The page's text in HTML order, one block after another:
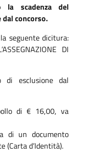
la scadenza del
concorso.
seguente dicitura:
DI
esclusione dal
di € 16,00, va
di un documento
(Carta d’Identità).